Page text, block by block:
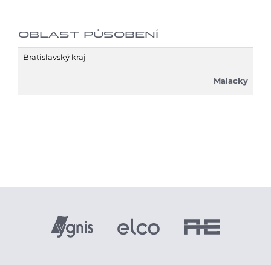
OBLAST PŮSOBENÍ
Bratislavský kraj
Malacky